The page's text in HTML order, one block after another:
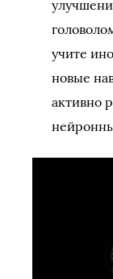
учите
новые
активно